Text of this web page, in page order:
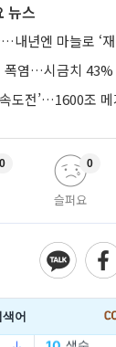
뉴스
내년엔 마늘로 ‘재
0
슬퍼요
0